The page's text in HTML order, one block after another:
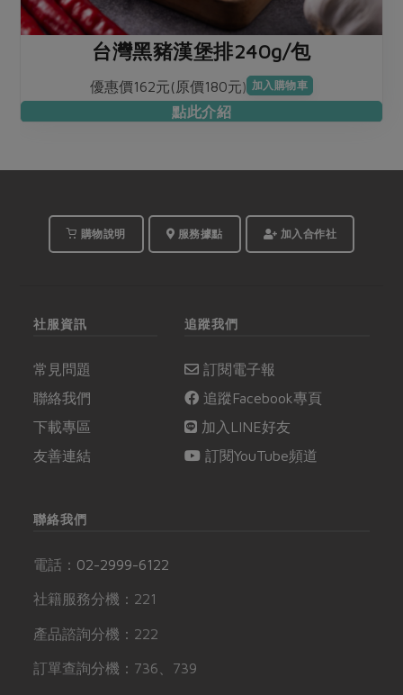
台灣黑豬漢堡排240g/包
優惠價162元(原價180元) 加入購物車
點此介紹
購物說明 服務據點 加入合作社
社服資訊
常見問題
聯絡我們
下載專區
友善連結
追蹤我們
訂閱電子報
追蹤Facebook專頁
加入LINE好友
訂閱YouTube頻道
聯絡我們
電話： 02-2999-6122
社籍服務分機：221
產品諮詢分機：222
訂單查詢分機：736、739